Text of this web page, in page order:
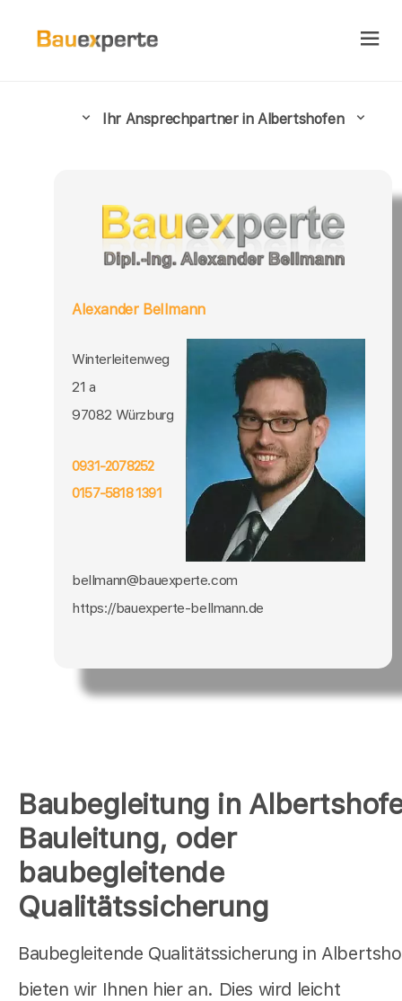
Baubegleitung in
Bauleitung, oder
baubegleitende
Qualitätssicherung
Baubegleitende Qualitätssicherung in
bieten wir Ihnen hier an. Dies wird leicht
Ihr Ansprechpartner in Albertshofen
Alexander Bellmann
Winterleitenweg
21 a
97082 Würzburg
0931-2078252
0157-5818 1391
bellmann@bauexperte.com
https://bauexperte-bellmann.de